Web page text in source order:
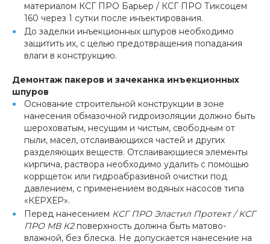
материалом КСГ ПРО Барьер / КСГ ПРО Тиксоцем
160 через 1 сутки после инъектирования.
До заделки инъекционных шпуров необходимо
защитить их, с целью предотвращения попадания
влаги в конструкцию.
Демонтаж пакеров и зачеканка инъекционных
шпуров
Основание строительной конструкции в зоне
нанесения обмазочной гидроизоляции должно быть
шероховатым, несущим и чистым, свободным от
пыли, масел, отслаивающихся частей и других
разделяющих веществ. Отслаивающиеся элементы
кирпича, раствора необходимо удалить с помощью
коррщеток или гидроабразивной очистки под
давлением, с применением водяных насосов типа
«КЕРХЕР».
Перед нанесением КСГ ПРО Эластил Протект / КСГ
ПРО МВ К2 поверхность должна быть матово-
влажной, без блеска. Не допускается нанесение на